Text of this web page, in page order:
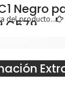
Negro
C579
del producto...